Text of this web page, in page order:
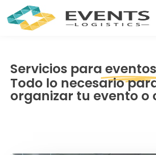
content
Servicios para eventos
Todo lo necesario
organizar tu evento o